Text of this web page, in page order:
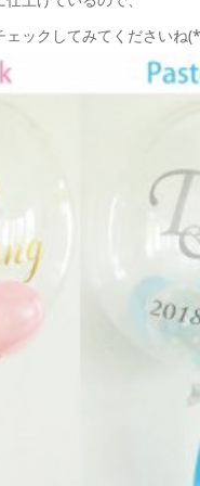
ックしてみてくださいね